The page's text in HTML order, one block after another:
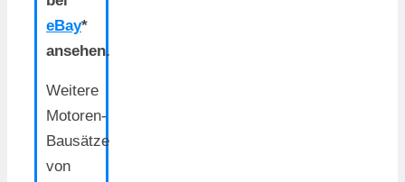
eBay*
ansehen.
Weitere
Motoren-
Bausätze
von